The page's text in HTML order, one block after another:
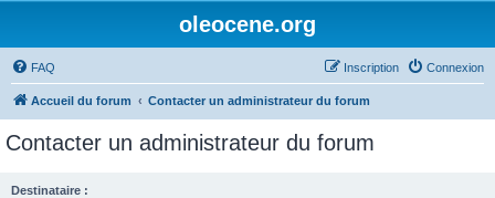
oleocene.org
FAQ Connexion
Inscription
Accueil du forum Contacter un administrateur du forum
Contacter un administrateur du forum
Destinataire :